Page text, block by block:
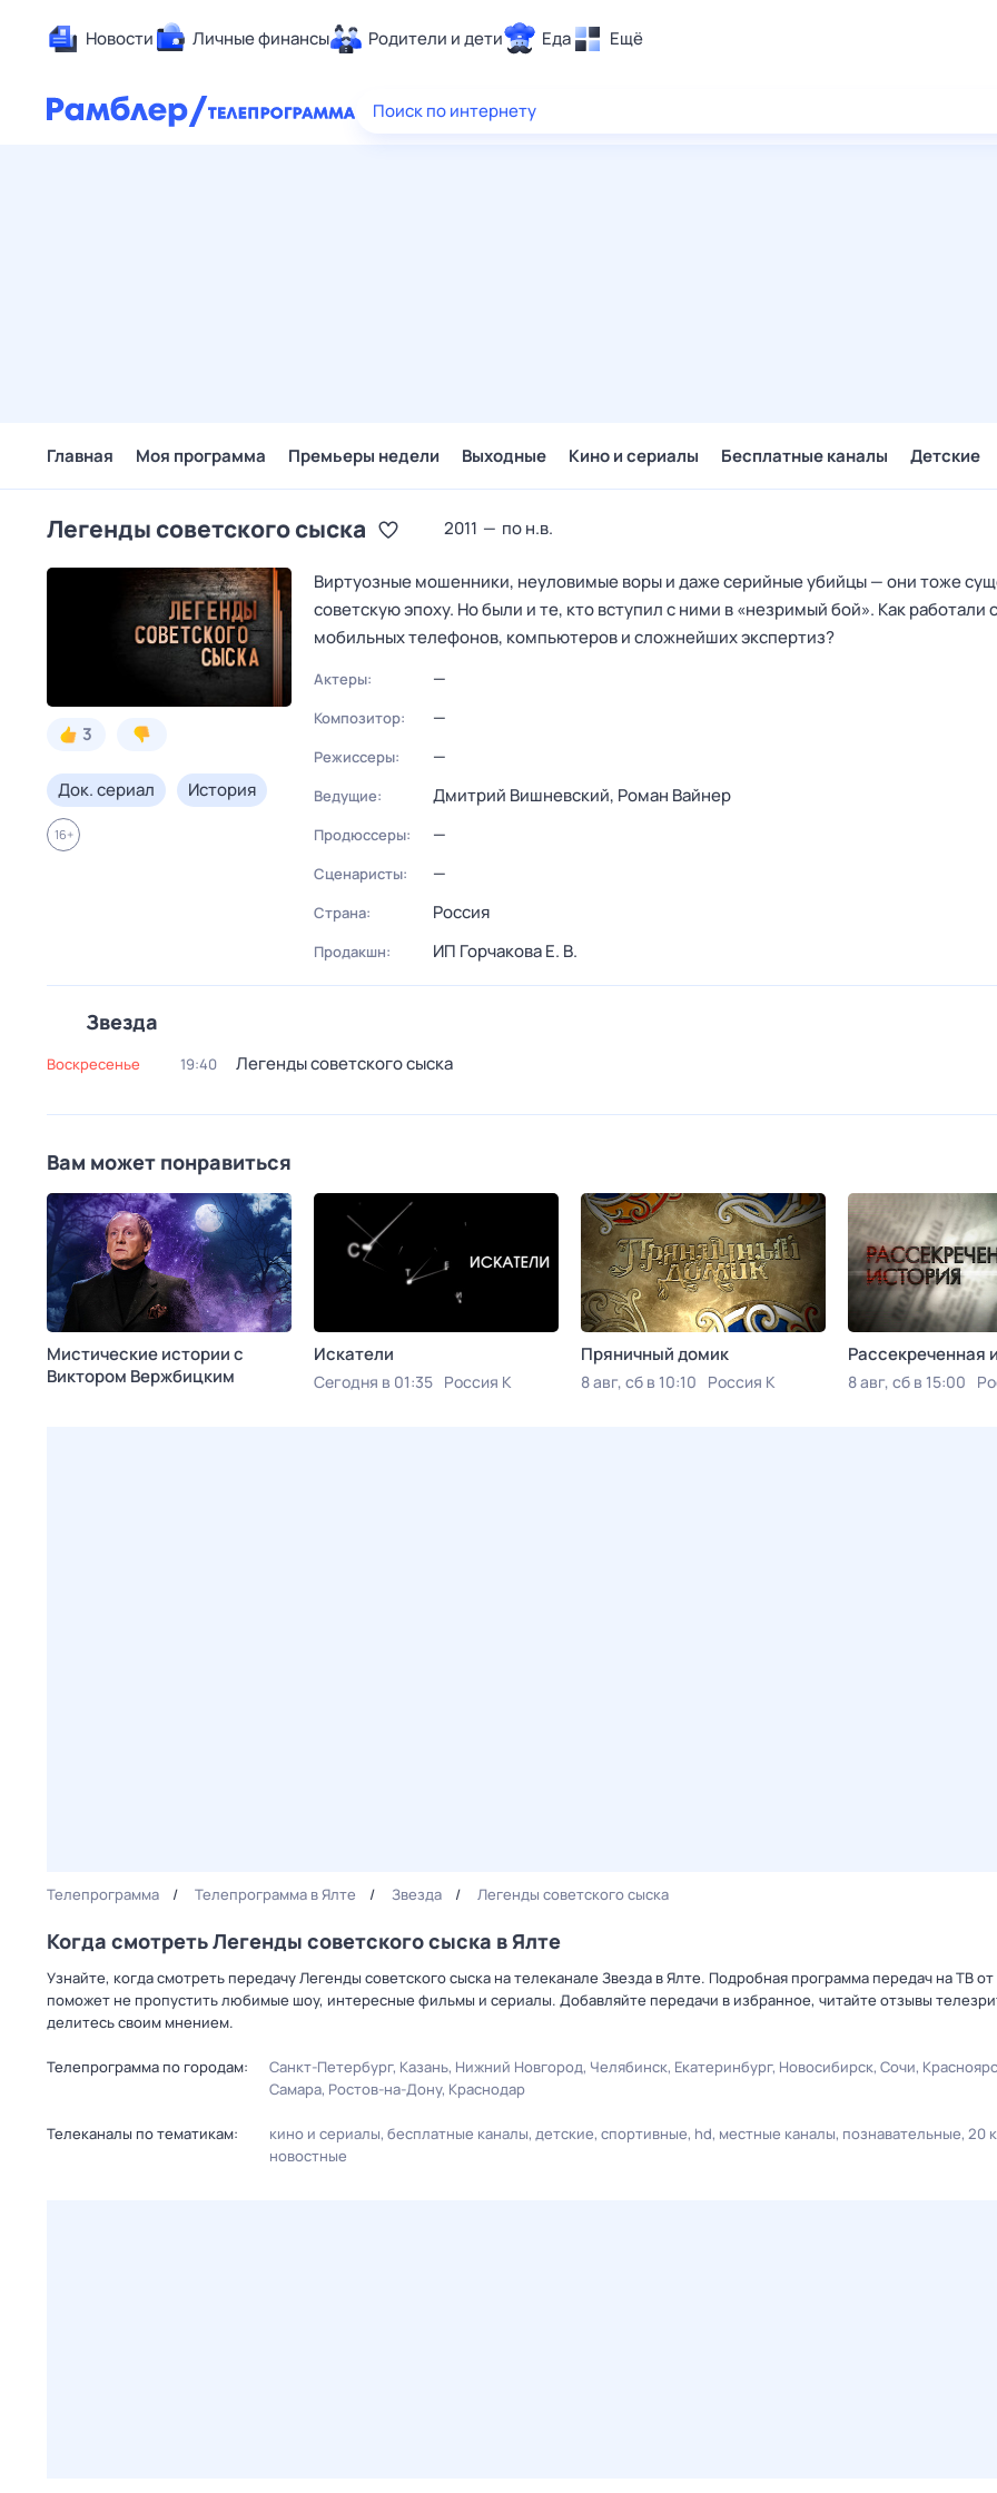
Новости Личные финансы Родители и дети Еда Ещё
Здоровье
Поиск по интернету
Главная Моя программа Премьеры недели Выходные Кино и сериалы Бесплатные каналы Детские
Легенды советского сыска 2011 — по н.в.
3
Док. сериал История
16+
Виртуозные мошенники, неуловимые воры и даже серийные убийцы — они тоже
советскую эпоху. Но были и те, кто вступил с ними в «незримый бой». Как работали
мобильных телефонов, компьютеров и сложнейших экспертиз?
Актеры: —
Композитор: —
Режиссеры: —
Ведущие: Дмитрий Вишневский, Роман Вайнер
Продюссеры: —
Сценаристы: —
Страна: Россия
Продакшн: ИП Горчакова Е. В.
Звезда
воскресенье 19:40 Легенды советского сыска
Вам может понравиться
Мистические истории с
Виктoром Bержбицким
Искатели
Сегодня в 01:35 Россия К
Пряничный домик
8 авг, сб в 10:10 Россия К
Рассекреченная
8 авг, сб в 15:00
Телепрограмма Телепрограмма в Ялте Звезда Легенды советского сыска
Когда смотреть Легенды советского сыска в Ялте
Узнайте, когда смотреть передачу Легенды советского сыска на телеканале Звезда в Ялте. Подробная программа передач на ТВ
поможет не пропустить любимые шоу, интересные фильмы и сериалы. Добавляйте передачи в избранное, читайте отзывы
делитесь своим мнением.
Телепрограмма по городам: Санкт-Петербург Казань Нижний Новгород Челябинск Екатеринбург Новосибирск Сочи
Самара Ростов-на-Дону Краснодар
Телеканалы по тематикам: кино и сериалы бесплатные каналы детские спортивные hd местные каналы познавательные 20
новостные